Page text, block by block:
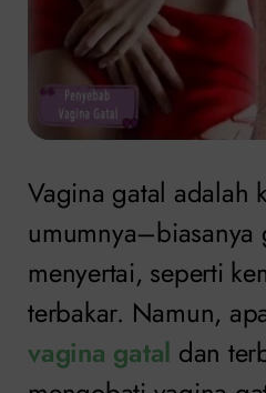
Vagina gatal adalah
umumnya–biasanya
menyertai, seperti
terbakar. Namun,
vagina gatal dan